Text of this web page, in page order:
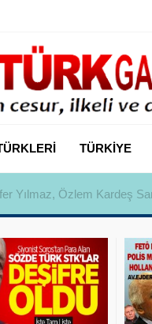
TÜRKİYE
Yılmaz, Özlem Kardeş